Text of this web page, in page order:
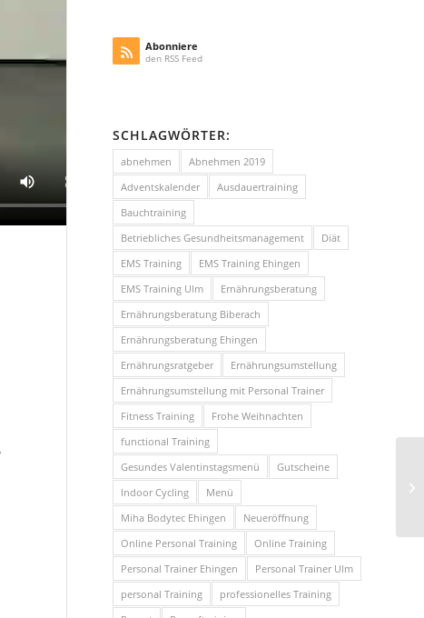
Abonniere
den RSS Feed
SCHLAGWÖRTER:
abnehmen
Abnehmen 2019
Adventskalender
Ausdauertraining
Bauchtraining
Betriebliches Gesundheitsmanagement
Diät
EMS Training
EMS Training Ehingen
EMS Training Ulm
Ernährungsberatung
Ernährungsberatung Biberach
Ernährungsberatung Ehingen
Ernährungsratgeber
Ernährungsumstellung
Ernährungsumstellung mit Personal Trainer
Fitness Training
Frohe Weihnachten
functional Training
Gesundes Valentinstagsmenü
Gutscheine
Indoor Cycling
Menü
Miha Bodytec Ehingen
Neueröffnung
Online Personal Training
Online Training
Personal Trainer Ehingen
Personal Trainer Ulm
personal Training
professionelles Training